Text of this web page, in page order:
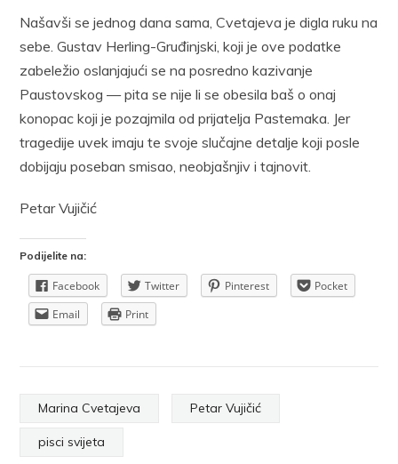
Našavši se jednog dana sama, Cvetajeva je digla ruku na
sebe. Gustav Herling-Gruđinjski, koji je ove podatke
zabeležio oslanjajući se na posredno kazivanje
Paustovskog — pita se nije li se obesila baš o onaj
konopac koji je pozajmila od prijatelja Pastemaka. Jer
tragedije uvek imaju te svoje slučajne detalje koji posle
dobijaju poseban smisao, neobjašnjiv i tajnovit.
Petar Vujičić
Podijelite na:
Facebook Twitter Pinterest
Pocket
Email
Print
Marina Cvetajeva Petar Vujičić
pisci svijeta